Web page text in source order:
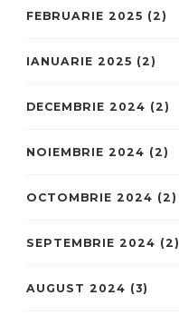
FEBRUARIE 2025 (2)
IANUARIE 2025 (2)
DECEMBRIE 2024 (2)
NOIEMBRIE 2024 (2)
OCTOMBRIE 2024 (2)
SEPTEMBRIE 2024 (2)
AUGUST 2024 (3)